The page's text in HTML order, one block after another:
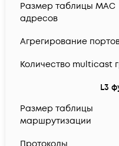
Размер таблицы MAC
адресов
Агрегирование
Количество multicast
L3
Размер таблицы
маршрутизации